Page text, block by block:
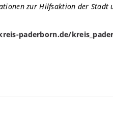
zur Hilfsaktion der Stadt
paderborn.de/